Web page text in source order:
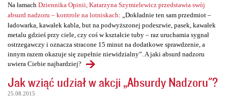
Na łamach Dziennika Opinii, Katarzyna Szymielewicz przedstawia swój
absurd nadzoru – kontrole na lotniskach: „Dokładnie ten sam przedmiot –
ładowarka, kawałek kabla, but na podwyższonej podeszwie, pasek, kawałek
metalu gdzieś przy ciele, czy coś w kształcie tuby – raz uruchamia sygnał
ostrzegawczy i oznacza stracone 15 minut na dodatkowe sprawdzenie, a
innym razem okazuje się zupełnie niewidzialny”. A jaki absurd nadzoru
uwiera Ciebie najbardziej?
Jak wziąć udział w akcji „Absurdy Nadzoru"?
25.08.2015